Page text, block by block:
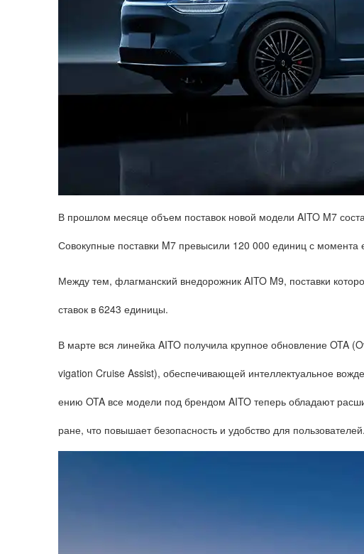
В прошлом месяце объем поставок новой модели AITO M7
Совокупные поставки M7 превысили 120 000 единиц с момента
Между тем, флагманский внедорожник AITO M9, поставки
ставок в 6243 единицы.
В марте вся линейка AITO получила крупное обновление OTA
vigation Cruise Assist), обеспечивающей интеллектуальное
ению OTA все модели под брендом AITO теперь обладают
ране, что повышает безопасность и удобство для пользователей.